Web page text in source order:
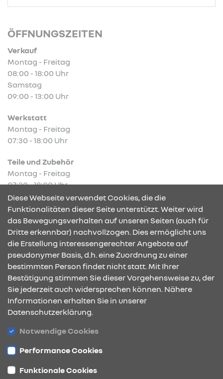
ÖFFNUNGSZEITEN
Verkauf
Montag - Freitag
08:00 - 18:00 Uhr
Samstag
09:00 - 13:00 Uhr
Werkstatt
Montag - Freitag
07:30 - 18:00 Uhr
Teile und Zubehör
Montag - Freitag
07:30 - 18:00 Uhr
KONTAKT & ANFAHRT
ÖFFNUNGSZEITEN
Diese Webseite verwendet Cookies, die die
Funktionalitäten dieser Seite unterstützt. Weiter wird
das Bewegungsverhalten auf unseren Seiten (auch für
Dritte erkennbar) nachvollzogen. Dies ermöglicht uns
die Erstellung interessengerechter Angebote auf
pseudonymer Basis, d.h. eine Zuordnung zu einer
bestimmten Person findet nicht statt. Mit Ihrer
Bestätigung stimmen Sie dieser Vorgehensweise zu, der
Sie jederzeit auch widersprechen können. Nähere
Informationen erhalten Sie in unserer
Datenschutzerklärung.
Notwendige Cookies
Performance Cookies
Funktionale Cookies